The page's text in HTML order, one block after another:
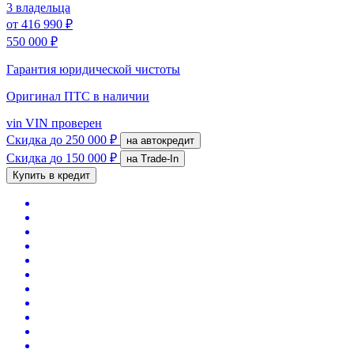
3 владельца
от 416 990 ₽
550 000 ₽
Гарантия юридической чистоты
Оригинал ПТС в наличии
vin VIN проверен
Скидка до 250 000 ₽ на автокредит
Скидка до 150 000 ₽
на Trade-In
Купить в кредит